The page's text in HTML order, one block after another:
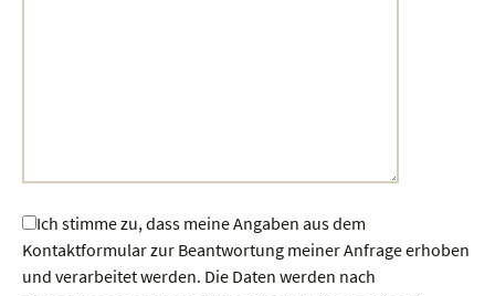
Ich stimme zu, dass meine Angaben aus dem
Kontaktformular zur Beantwortung meiner Anfrage erhoben
und verarbeitet werden. Die Daten werden nach